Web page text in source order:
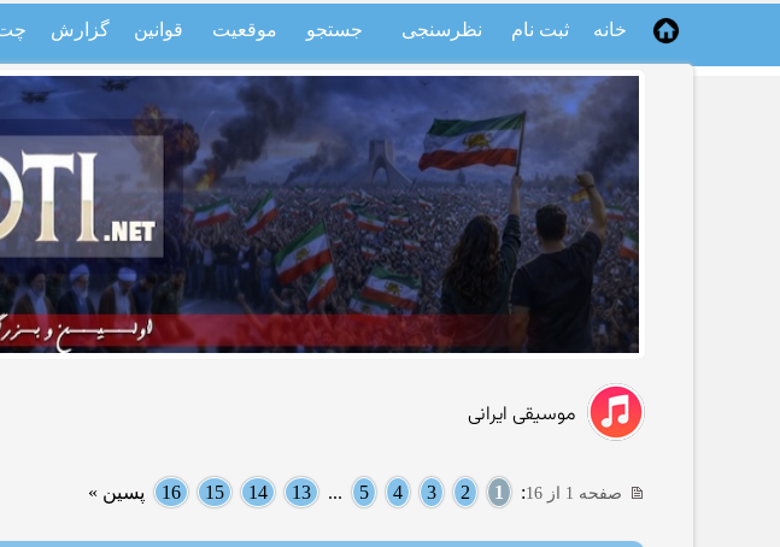
خانه ثبت نام نظرسنجی جستجو موقعیت قوانین گزارش
موسیقی ایرانی
صفحه 1 از 16 :
1
2
3
4
5
...
13
14
15
16 پسین »